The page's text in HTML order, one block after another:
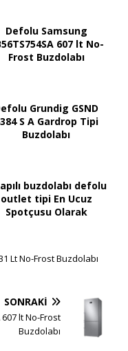
Defolu Samsung
607 lt No-
Frost Buzdolabı
Grundig GSND
S A Gardrop Tipi
Buzdolabı
buzdolabı defolu
outlet tipi En Ucuz
Spotçusu Olarak
Lt No-Frost Buzdolabı
SONRAKI
lt No-Frost
Buzdolabı